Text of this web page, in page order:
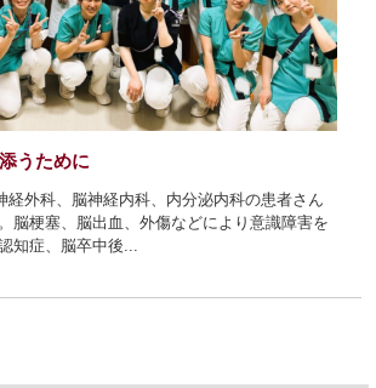
うために
外科、脳神経内科、内分泌内科の患者さん
脳梗塞、脳出血、外傷などにより意識障害を
知症、脳卒中後...